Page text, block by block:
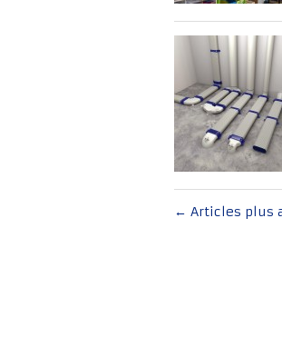
Navigation
← Articles plus